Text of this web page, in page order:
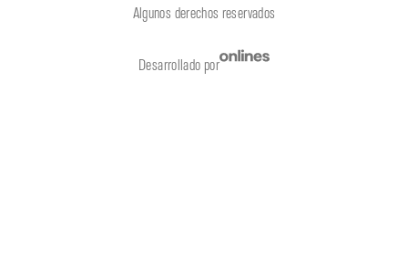
Algunos derechos reservados
Desarrollado por